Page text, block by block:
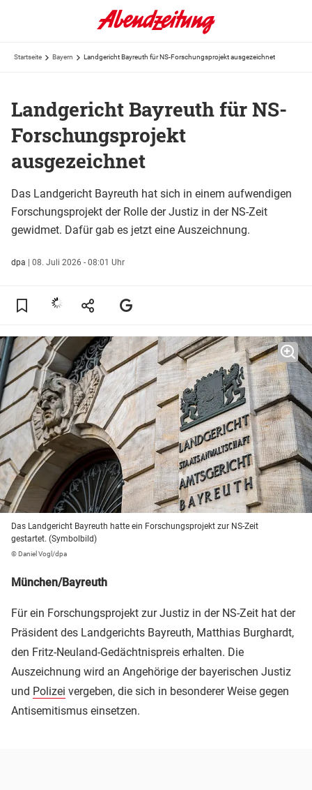
Startseite Bayern Landgericht Bayreuth für NS-Forschungsprojekt ausgezeichnet
Landgericht Bayreuth für NS-
Forschungsprojekt
ausgezeichnet
Das Landgericht Bayreuth hat sich in einem aufwendigen
Forschungsprojekt der Rolle der Justiz in der NS-Zeit
gewidmet. Dafür gab es jetzt eine Auszeichnung.
dpa | 08. Juli 2026 - 08:01 Uhr
Das Landgericht Bayreuth hatte ein Forschungsprojekt zur NS-Zeit
gestartet. (Symbolbild)
© Daniel Vogl/dpa
München/Bayreuth
Für ein Forschungsprojekt zur Justiz in der NS-Zeit hat der
Präsident des Landgerichts Bayreuth, Matthias Burghardt,
den Fritz-Neuland-Gedächtnispreis erhalten. Die
Auszeichnung wird an Angehörige der bayerischen Justiz
und Polizei vergeben, die sich in besonderer Weise gegen
Antisemitismus einsetzen.